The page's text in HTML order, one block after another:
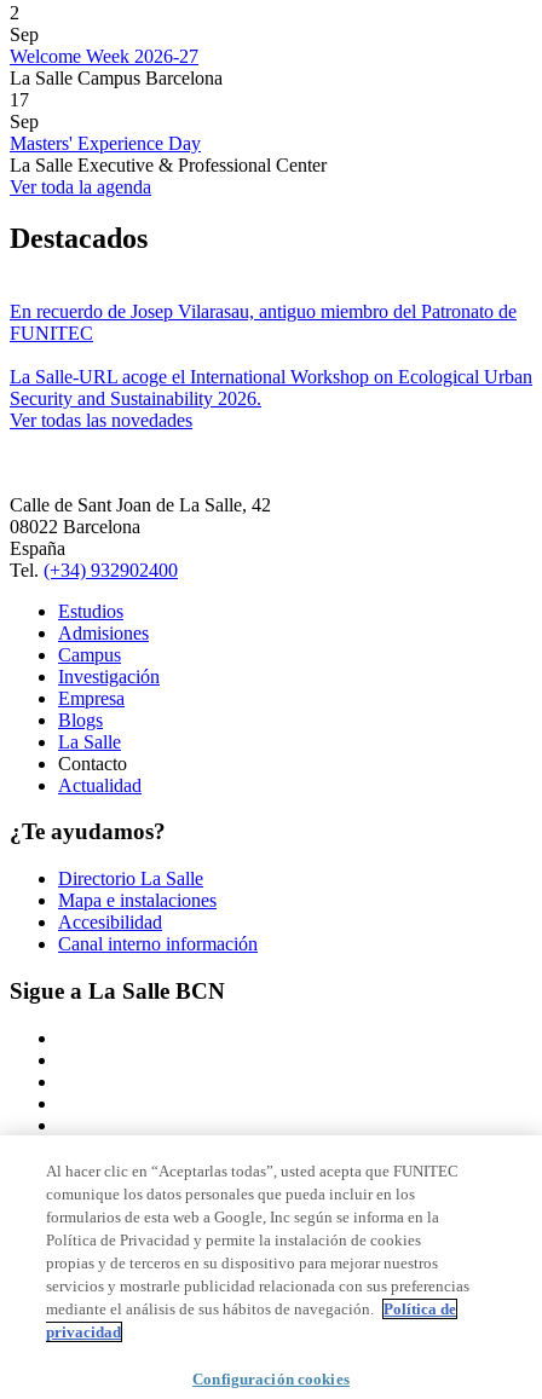
2
Sep
Welcome Week 2026-27
La Salle Campus Barcelona
17
Sep
Masters' Experience Day
La Salle Executive & Professional Center
Ver toda la agenda
Destacados
En recuerdo de Josep Vilarasau, antiguo miembro del Patronato de
FUNITEC
La Salle-URL acoge el International Workshop on Ecological Urban
Security and Sustainability 2026.
Ver todas las novedades
Calle de Sant Joan de La Salle, 42
08022 Barcelona
España
Tel. (+34) 932902400
Estudios
Admisiones
Campus
Investigación
Empresa
Blogs
La Salle
Contacto
Actualidad
¿Te ayudamos?
Directorio La Salle
Mapa e instalaciones
Accesibilidad
Canal interno información
Sigue a La Salle BCN
Miembro de
Acreditaciones
© 2026 La Salle Campus Barcelona - URL |
Al hacer clic en “Aceptarlas todas”, usted acepta que FUNITEC
comunique los datos personales que pueda incluir en los
formularios de esta web a Google, Inc según se informa en la
Política de Privacidad y permite la instalación de cookies
propias y de terceros en su dispositivo para mejorar nuestros
servicios y mostrarle publicidad relacionada con sus preferencias
mediante el análisis de sus hábitos de navegación. Política de
privacidad
Configuración cookies